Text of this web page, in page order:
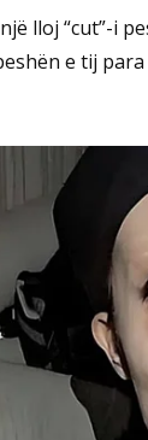
lloj “cut”-i
e tij